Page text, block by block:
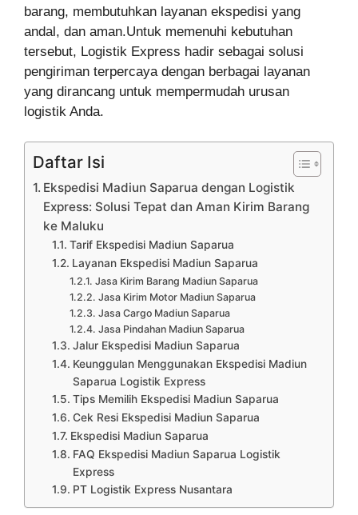
barang, membutuhkan layanan ekspedisi yang
andal, dan aman.Untuk memenuhi kebutuhan
tersebut, Logistik Express hadir sebagai solusi
pengiriman terpercaya dengan berbagai layanan
yang dirancang untuk mempermudah urusan
logistik Anda.
Daftar Isi
Ekspedisi Madiun Saparua dengan Logistik
Express: Solusi Tepat dan Aman Kirim Barang
ke Maluku
Tarif Ekspedisi Madiun Saparua
Layanan Ekspedisi Madiun Saparua
Jasa Kirim Barang Madiun Saparua
Jasa Kirim Motor Madiun Saparua
Jasa Cargo Madiun Saparua
Jasa Pindahan Madiun Saparua
Jalur Ekspedisi Madiun Saparua
Keunggulan Menggunakan Ekspedisi Madiun
Saparua Logistik Express
Tips Memilih Ekspedisi Madiun Saparua
Cek Resi Ekspedisi Madiun Saparua
Ekspedisi Madiun Saparua
FAQ Ekspedisi Madiun Saparua Logistik
Express
PT Logistik Express Nusantara